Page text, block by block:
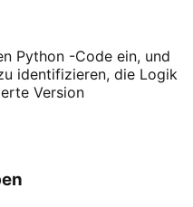
Python -Code ein, und
identifizieren, die Logik
Version